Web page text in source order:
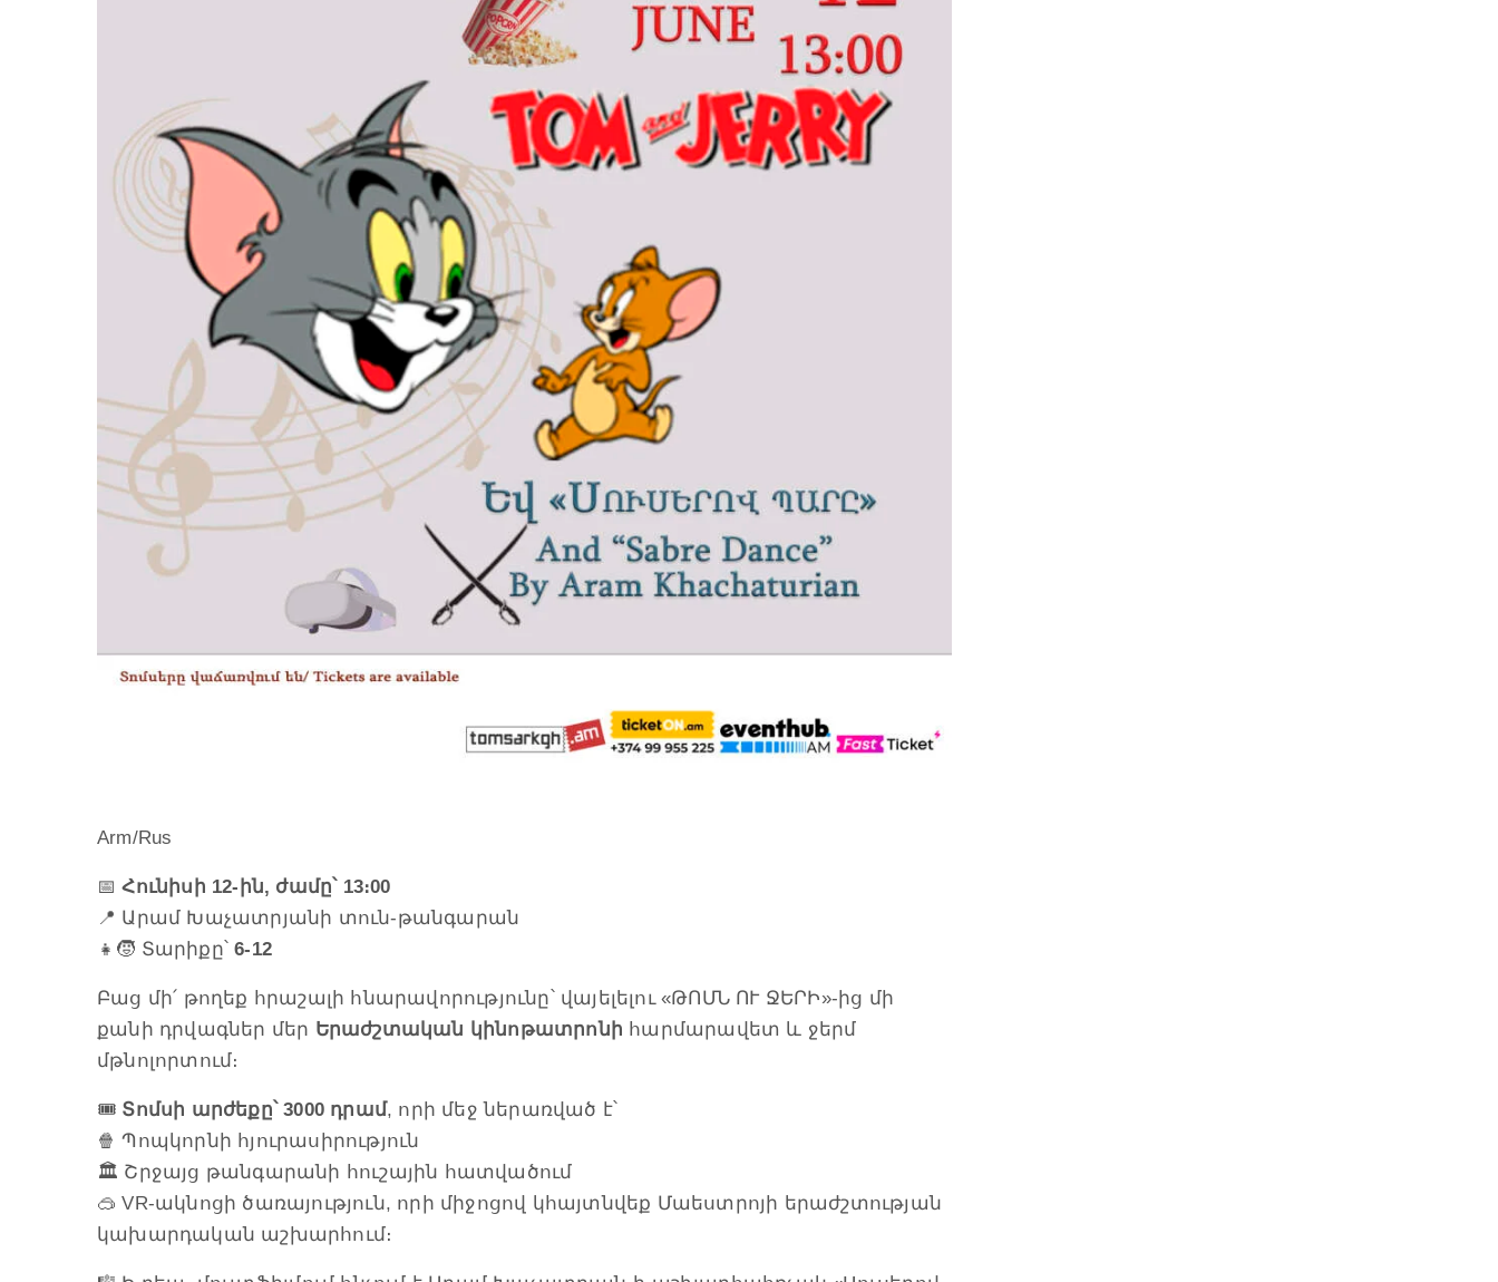
Arm/Rus
📅Հունիսի 12-ին, ժամը՝ 13։00
📍 Արամ Խաչատրյանի տուն-թանգարան
👧🧒 Տարիքը՝6-12
Բաց մի՛ թողեք հրաշալի հնարավորությունը՝ վայելելու «ԹՈՄՆ ՈՒ ՋԵՐԻ»-ից մի
քանի դրվագներ մեր Երաժշտական կինոթատրոնի հարմարավետ և ջերմ
մթնոլորտում։
🎟 Տոմսի արժեքը՝ 3000 դրամ, որի մեջ ներառված է՝
🍿 Պոպկորնի հյուրասիրություն
🏛 Շրջայց թանգարանի հուշային հատվածում
🥽 VR-ակնոցի ծառայություն, որի միջոցով կհայտնվեք Մաեստրոյի երաժշտության
կախարդական աշխարհում։